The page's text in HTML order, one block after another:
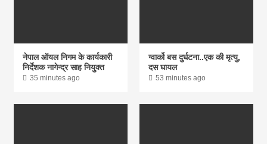
नेपाल ऑयल निगम के कार्यकारी
निर्देशक नागेन्द्र साह नियुक्त
35 minutes ago
ग्वार्को बस दुर्घटना..एक की मृत्यु,
दस घायल
53 minutes ago